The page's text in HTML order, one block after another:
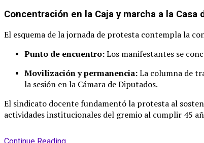
Concentración en la Caja y marcha a la Casa
El esquema de la jornada de protesta contempla la
Punto de encuentro:Los manifestantes se
Movilización y permanencia:La columna de
la sesión en la Cámara de Diputados.
El sindicato docente fundamentó la protesta al
actividades institucionales del gremio al cumplir 45